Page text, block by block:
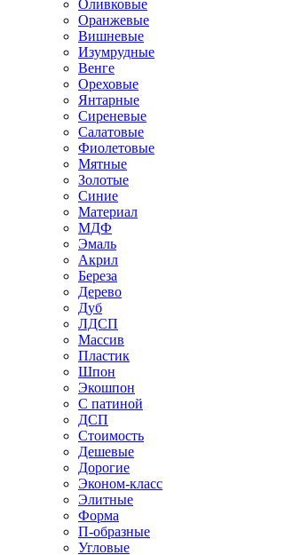
Оливковые
Оранжевые
Вишневые
Изумрудные
Венге
Ореховые
Янтарные
Сиреневые
Салатовые
Фиолетовые
Мятные
Золотые
Синие
Материал
МДФ
Эмаль
Акрил
Береза
Дерево
Дуб
ЛДСП
Массив
Пластик
Шпон
Экошпон
С патиной
ДСП
Стоимость
Дешевые
Дорогие
Эконом-класс
Элитные
Форма
П-образные
Угловые